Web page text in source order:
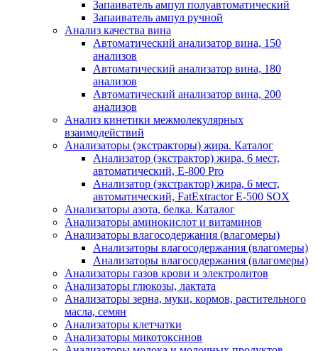
Запаиватель ампул полуавтоматический
Запаиватель ампул ручной
Анализ качества вина
Автоматический анализатор вина, 150
анализов
Автоматический анализатор вина, 180
анализов
Автоматический анализатор вина, 200
анализов
Анализ кинетики межмолекулярных
взаимодействий
Анализаторы (экстракторы) жира. Каталог
Анализатор (экстрактор) жира, 6 мест,
автоматический, E-800 Pro
Анализатор (экстрактор) жира, 6 мест,
автоматический, FatExtractor E-500 SOX
Анализаторы азота, белка. Каталог
Анализаторы аминокислот и витаминов
Анализаторы влагосодержания (влагомеры)
Анализаторы влагосодержания (влагомеры)
Анализаторы влагосодержания (влагомеры)
Анализаторы газов крови и электролитов
Анализаторы глюкозы, лактата
Анализаторы зерна, муки, кормов, растительного
масла, семян
Анализаторы клетчатки
Анализаторы микотоксинов